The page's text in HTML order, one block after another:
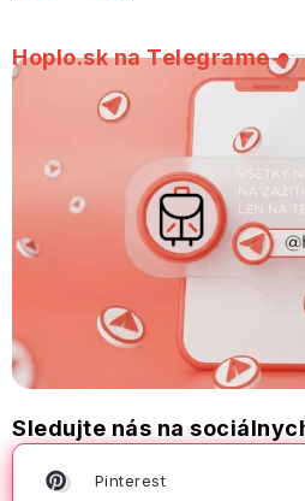
Hoplo.sk na Telegrame
Sledujte nás na
Pinterest